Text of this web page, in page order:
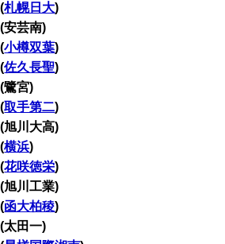
札幌日大)
芸南)
小樽双葉)
佐久長聖)
宮)
取手第二)
川大高)
横浜)
花咲徳栄)
川工業)
函大柏稜)
太田一)